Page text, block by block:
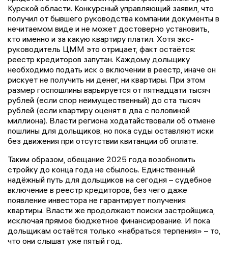
Курской области. Конкурсный управляющий заявил, что
получил от бывшего руководства компании документы в
нечитаемом виде и не может достоверно установить,
кто именно и за какую квартиру платил. Хотя экс-
руководитель ЦММ это отрицает, факт остаётся:
реестр кредиторов запутан. Каждому дольщику
необходимо подать иск о включении в реестр, иначе он
рискует не получить ни денег, ни квартиры. При этом
размер госпошлины варьируется от пятнадцати тысяч
рублей (если спор неимущественный) до ста тысяч
рублей (если квартиру оценят в два с половиной
миллиона). Власти региона ходатайствовали об отмене
пошлины для дольщиков, но пока суды оставляют иски
без движения при отсутствии квитанции об оплате.
Таким образом, обещание 2025 года возобновить
стройку до конца года не сбылось. Единственный
надёжный путь для дольщиков на сегодня – судебное
включение в реестр кредиторов, без чего даже
появление инвестора не гарантирует получения
квартиры. Власти же продолжают поиски застройщика,
исключая прямое бюджетное финансирование. И пока
дольщикам остаётся только «набраться терпения» – то,
что они слышат уже пятый год.